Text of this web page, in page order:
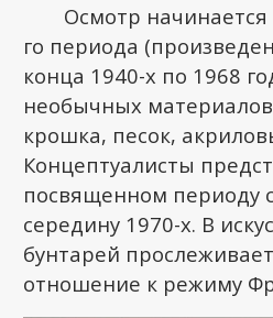
Осмотр начинается
го периода
конца 1940-х по 1968
необычных
крошка, песок,
Концептуалисты
посвященном периоду
середину 1970-х. В
бунтарей
отношение к режиму